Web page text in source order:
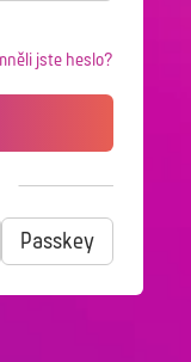
jste heslo?
Passkey